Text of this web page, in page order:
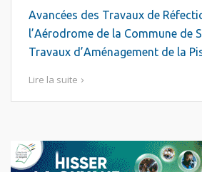
Avancées des Travaux de
l’Aérodrome de la Commune de
Travaux d’Aménagement de la
Lire la suite